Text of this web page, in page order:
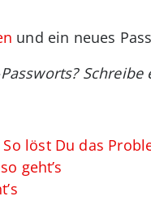
und ein neues
löst Du das
geht’s